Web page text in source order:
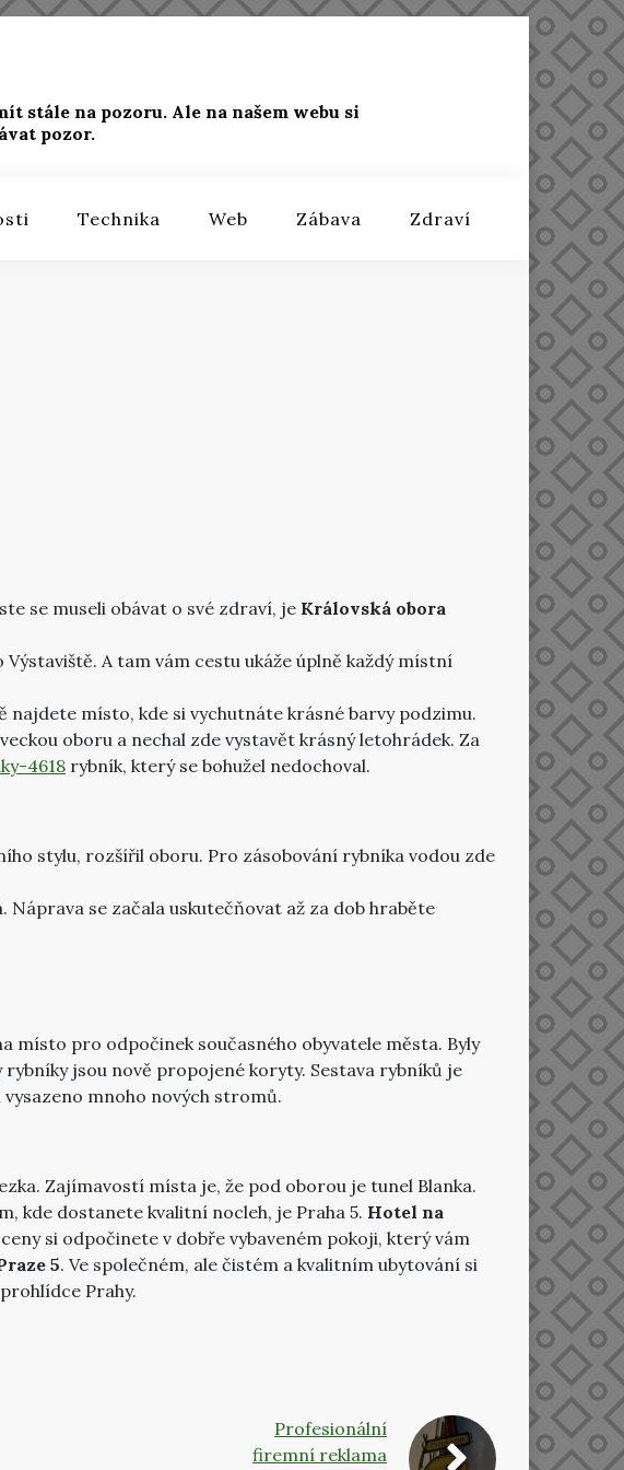
stále na pozoru. Ale na našem webu si
pozor.
Technika Web Zábava Zdraví
se museli obávat o své zdraví, je Královská obora
A tam vám cestu ukáže úplně každý místní
najdete místo, kde si vychutnáte krásné barvy podzimu.
oboru a nechal zde vystavět krásný letohrádek. Za
4618 rybník, který se bohužel nedochoval.
stylu, rozšířil oboru. Pro zásobování rybníka vodou zde
se začala uskutečňovat až za dob hraběte
místo pro odpočinek současného obyvatele města. Byly
rybníky jsou nově propojené koryty. Sestava rybníků je
mnoho nových stromů.
Zajímavostí místa je, že pod oborou je tunel Blanka.
kde dostanete kvalitní nocleh, je Praha 5. Hotel na
si odpočinete v dobře vybaveném pokoji, který vám
5. Ve společném, ale čistém a kvalitním ubytování si
Prahy.
Profesionální
firemní reklama